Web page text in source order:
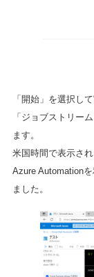
「開始」を選択し
「ジョブストリー
ます。
米国時間で表示され
Azure Automation
ました。